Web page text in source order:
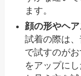
ます。
顔の形やヘ
試着の際は
で試すのが
をアップに